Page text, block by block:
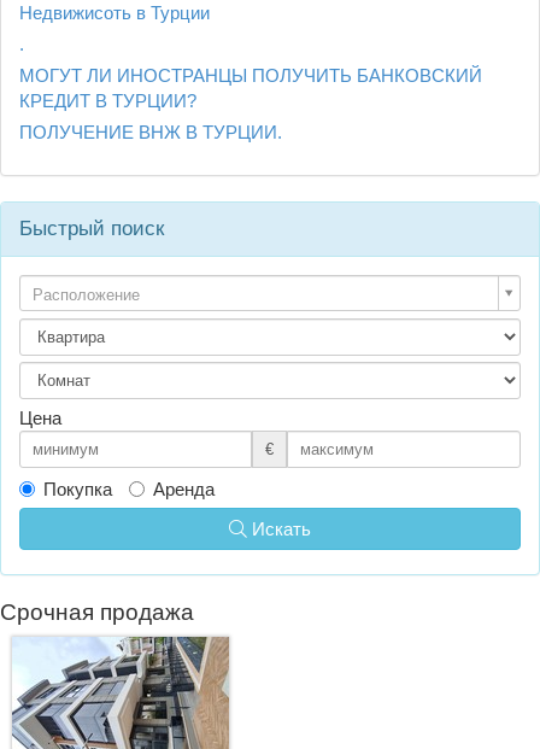
Недвижисоть в Турции
.
МОГУТ ЛИ ИНОСТРАНЦЫ ПОЛУЧИТЬ БАНКОВСКИЙ
КРЕДИТ В ТУРЦИИ?
ПОЛУЧЕНИЕ ВНЖ В ТУРЦИИ.
Быстрый поиск
Расположение
Цена
€
Покупка
Аренда
Искать
Срочная продажа